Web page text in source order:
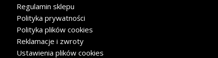
Regulamin sklepu
Polityka prywatności
Polityka plików cookies
Reklamacje i zwroty
Ustawienia plików cookies